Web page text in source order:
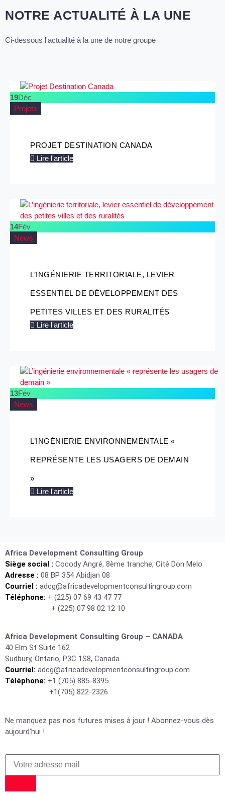
NOTRE ACTUALITÉ À LA UNE
Ci-dessous l'actualité à la une de notre groupe
19Déc
Projets
PROJET DESTINATION CANADA
Lire l'article
14Fév
News
L’INGÉNIERIE TERRITORIALE, LEVIER
ESSENTIEL DE DÉVELOPPEMENT DES
PETITES VILLES ET DES RURALITÉS
Lire l'article
13Fév
News
L’INGÉNIERIE ENVIRONNEMENTALE «
REPRÉSENTE LES USAGERS DE DEMAIN
»
Lire l'article
Africa Development Consulting Group
Siège social : Cocody Angré, 8ème tranche, Cité Don Melo
Adresse : 08 BP 354 Abidjan 08
Courriel : adcg@africadevelopmentconsultingroup.com
Téléphone: + (225) 07 69 43 47 77
+ (225) 07 98 02 12 10
Africa Development Consulting Group – CANADA
40 Elm St Suite 162
Sudbury, Ontario, P3C 1S8, Canada
Courriel: adcg@africadevelopmentconsultingroup.com
Téléphone: +1 (705) 885-8395
+1(705) 822-2326
Ne manquez pas nos futures mises à jour ! Abonnez-vous dès
aujourd’hui !